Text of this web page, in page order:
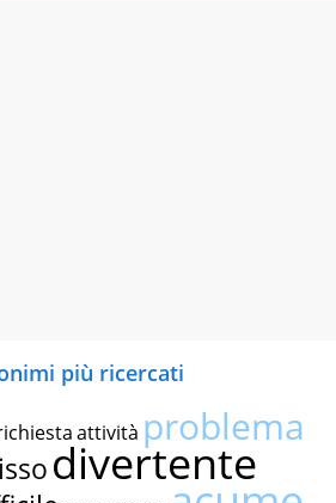
più ricercati
attività problema
divertente